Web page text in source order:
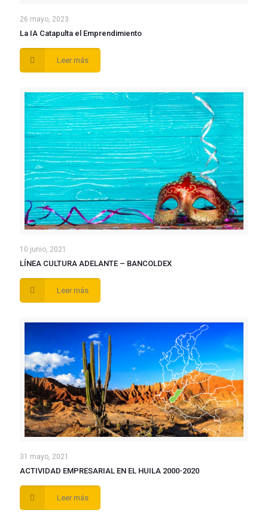
26 mayo, 2023
La IA Catapulta el Emprendimiento
Leer más
10 junio, 2021
LÍNEA CULTURA ADELANTE – BANCOLDEX
Leer más
31 mayo, 2021
ACTIVIDAD EMPRESARIAL EN EL HUILA 2000-2020
Leer más